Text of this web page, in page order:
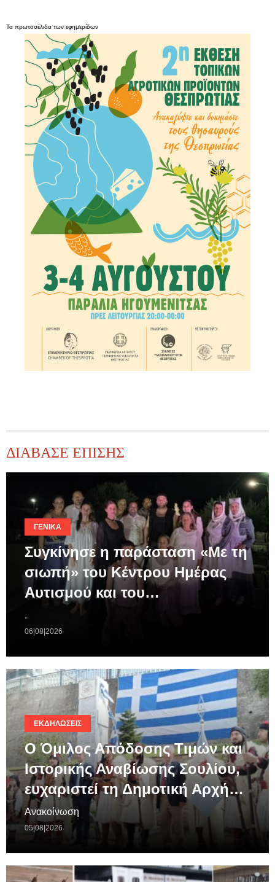
Τα πρωτοσέλιδα των εφημερίδων
ΔΙΑΒΑΣΕ ΕΠΙΣΗΣ
ΓΕΝΙΚΆ
Συγκίνησε η παράσταση «Με τη
σιωπή» του Κέντρου Ημέρας
Αυτισμού και του…
.
06|08|2026
ΕΚΔΗΛΏΣΕΙΣ
Ο Όμιλος Απόδοσης Τιμών και
Ιστορικής Αναβίωσης Σουλίου,
ευχαριστεί τη Δημοτική Αρχή…
Ανακοίνωση
05|08|2026